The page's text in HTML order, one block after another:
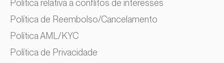
Política relativa a conflitos de interesses
Política de Reembolso/Cancelamento
Política AML/KYC
Política de Privacidade